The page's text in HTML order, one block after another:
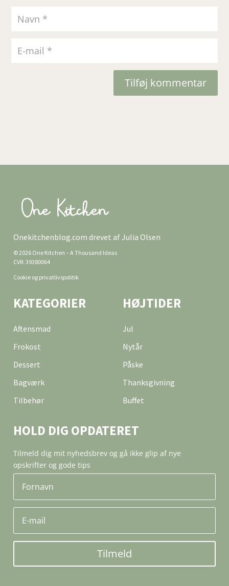
Tilføj kommentar
Onekitchenblog.com drevet af Julia Olsen
© 2026 One Kitchen – A Thousand Ideas
CVR: 39380064
Cookie og privatlivspolitik
KATEGORIER
Aftensmad
Frokost
Dessert
Bagværk
Tilbehør
HØJTIDER
Jul
Nytår
Påske
Thanksgivning
Buffet
HOLD DIG OPDATERET
Tilmeld dig mit nyhedsbrev og gå ikke glip af nye
opskrifter og gode tips
Tilmeld